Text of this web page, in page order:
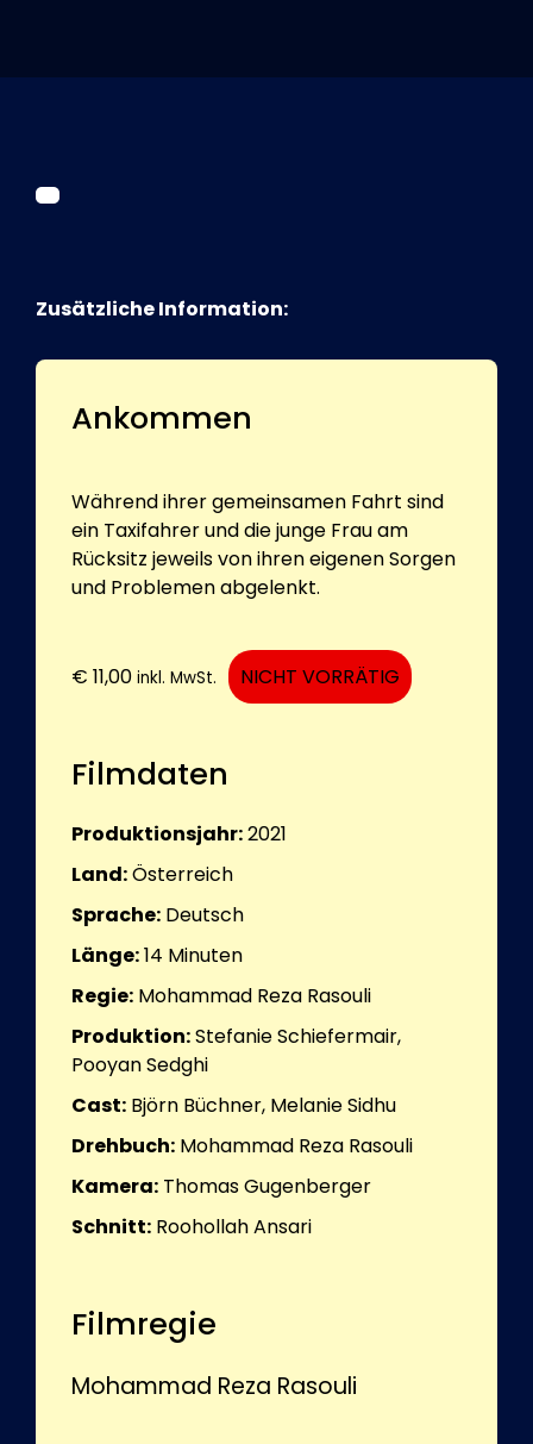
Kurier Romy 2026
Zusätzliche Information:
Ankommen
Während ihrer gemeinsamen Fahrt sind
ein Taxifahrer und die junge Frau am
Rücksitz jeweils von ihren eigenen Sorgen
und Problemen abgelenkt.
€ 11,00 inkl. MwSt. NICHT VORRÄTIG
Filmdaten
Produktionsjahr:2021
Land:Österreich
Sprache: Deutsch
Länge:14 Minuten
Regie: Mohammad Reza Rasouli
Produktion:Stefanie Schiefermair,
Pooyan Sedghi
Cast: Björn Büchner, Melanie Sidhu
Drehbuch: Mohammad Reza Rasouli
Kamera: Thomas Gugenberger
Schnitt: Roohollah Ansari
Filmregie
Mohammad Reza Rasouli